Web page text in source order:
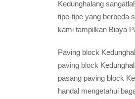
Kedunghalang
tipe-tipe yang berbeda
kami tampilkan Biaya
Paving block
paving block
pasang paving block
handal mengetahui